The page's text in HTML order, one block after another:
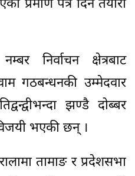
प्रमाण पत्र दिने तयारी
निर्वाचन क्षेत्रबाट
गठबन्धनकी उम्मेदवार
झण्डै दोब्बर
भएकी छन् ।
तामाङ र प्रदेशसभा